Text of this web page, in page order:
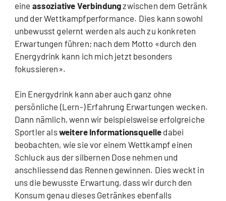
eine assoziative Verbindungzwischen dem Getränk
und der Wettkampfperformance. Dies kann sowohl
unbewusst gelernt werden als auch zu konkreten
Erwartungen führen; nach dem Motto «durch den
Energydrink kann ich mich jetzt besonders
fokussieren».
Ein Energydrink kann aber auch ganz ohne
persönliche (Lern-) Erfahrung Erwartungen wecken.
Dann nämlich, wenn wir beispielsweise erfolgreiche
Sportler alsweitere Informationsquelle dabei
beobachten, wie sie vor einem Wettkampf einen
Schluck aus der silbernen Dose nehmen und
anschliessend das Rennen gewinnen. Dies weckt in
uns die bewusste Erwartung, dass wir durch den
Konsum genau dieses Getränkes ebenfalls